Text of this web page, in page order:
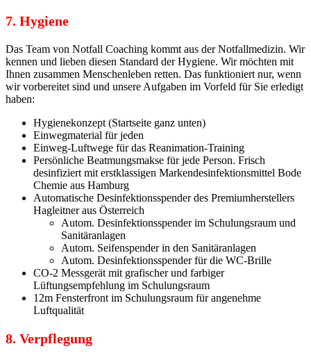
7. Hygiene
Das Team von Notfall Coaching kommt aus der Notfallmedizin. Wir
kennen und lieben diesen Standard der Hygiene. Wir möchten mit
Ihnen zusammen Menschenleben retten. Das funktioniert nur, wenn
wir vorbereitet sind und unsere Aufgaben im Vorfeld für Sie erledigt
haben:
Hygienekonzept (Startseite ganz unten)
Einwegmaterial für jeden
Einweg-Luftwege für das Reanimation-Training
Persönliche Beatmungsmakse für jede Person. Frisch
desinfiziert mit erstklassigen Markendesinfektionsmittel Bode
Chemie aus Hamburg
Automatische Desinfektionsspender des Premiumherstellers
Hagleitner aus Österreich
Autom. Desinfektionsspender im Schulungsraum und
Sanitäranlagen
Autom. Seifenspender in den Sanitäranlagen
Autom. Desinfektionsspender für die WC-Brille
CO-2 Messgerät mit grafischer und farbiger
Lüftungsempfehlung im Schulungsraum
12m Fensterfront im Schulungsraum für angenehme
Luftqualität
8. Verpflegung